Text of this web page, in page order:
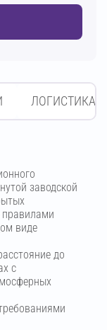
ЛОГИСТИКА
заводской
правилами
виде
до
с